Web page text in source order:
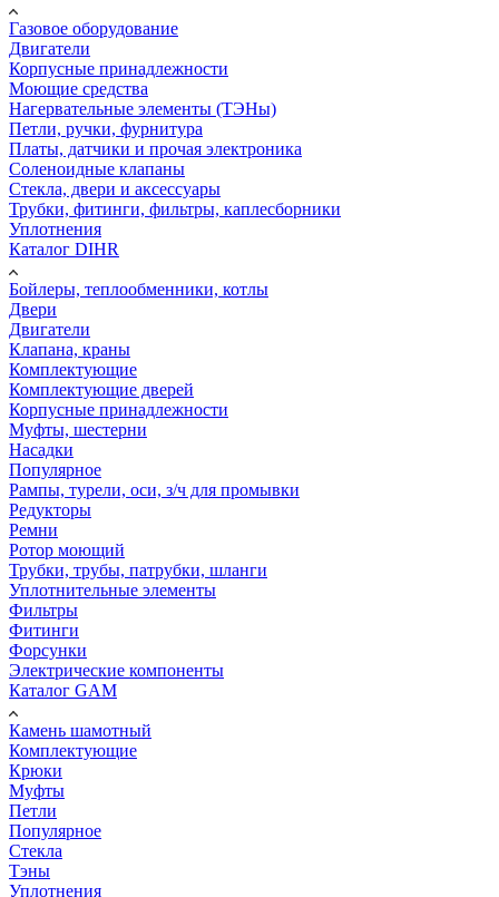
Газовое оборудование
Двигатели
Корпусные принадлежности
Моющие средства
Нагервательные элементы (ТЭНы)
Петли, ручки, фурнитура
Платы, датчики и прочая электроника
Соленоидные клапаны
Стекла, двери и аксессуары
Трубки, фитинги, фильтры, каплесборники
Уплотнения
Каталог DIHR
Бойлеры, теплообменники, котлы
Двери
Двигатели
Клапана, краны
Комплектующие
Комплектующие дверей
Корпусные принадлежности
Муфты, шестерни
Насадки
Популярное
Рампы, турели, оси, з/ч для промывки
Редукторы
Ремни
Ротор моющий
Трубки, трубы, патрубки, шланги
Уплотнительные элементы
Фильтры
Фитинги
Форсунки
Электрические компоненты
Каталог GAM
Камень шамотный
Комплектующие
Крюки
Муфты
Петли
Популярное
Стекла
Тэны
Уплотнения